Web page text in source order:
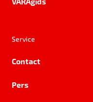
Service
Contact
Pers